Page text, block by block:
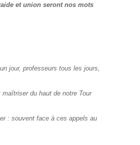
et union seront nos mots
jour, professeurs tous les jours,
du haut de notre Tour
: souvent face à ces appels au